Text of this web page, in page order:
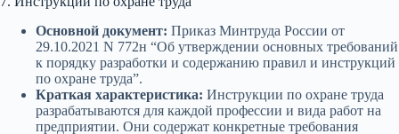
Основной документ: Приказ Минтруда России от
29.10.2021 N 772н “Об утверждении основных требований
к порядку разработки и содержанию правил и инструкций
по охране труда”.
Краткая характеристика: Инструкции по охране труда
разрабатываются для каждой профессии и вида работ на
предприятии. Они содержат конкретные требования